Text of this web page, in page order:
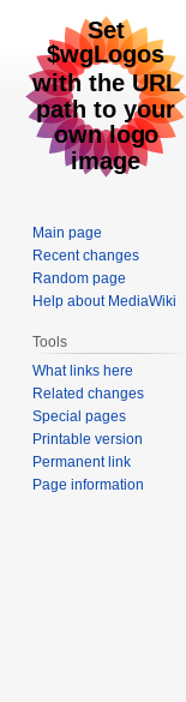
Main page
Recent changes
Random page
Help about MediaWiki
Tools
What links here
Related changes
Special pages
Printable version
Permanent link
Page information